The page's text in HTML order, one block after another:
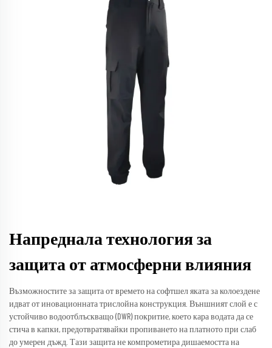
Напреднала технология за
защита от атмосферни влияния
Възможностите за защита от времето на софтшел яката за колоездене
идват от иновационната трислойна конструкция. Външният слой е с
устойчиво водоотблъскващо (DWR) покритие, което кара водата да се
стича в капки, предотвратявайки пропиването на платното при слаб
до умерен дъжд. Тази защита не компрометира дишаемостта на